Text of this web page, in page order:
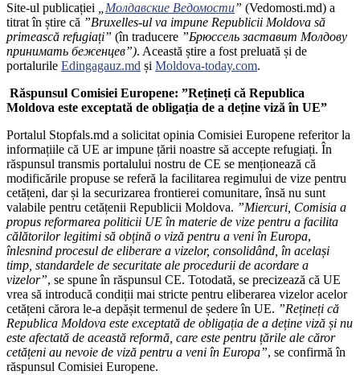
Site-ul publicației
Молдавские Ведомости” (Vedomosti.md) a
titrat în știre că ”Bruxelles-ul va impune Republicii Moldova să
primească refugiați” (în traducere ”Брюссель заставит Молдову
принимать беженцев”). Această știre a fost preluată și de
portalurile Edingagauz.md și Moldova-today.com.
Răspunsul Comisiei Europene: ”Rețineți că Republica
Moldova este exceptată de obligația de a deține viză în UE”
Portalul Stopfals.md a solicitat opinia Comisiei Europene referitor la
informațiile că UE ar impune țării noastre să accepte refugiați. În
răspunsul transmis portalului nostru de CE se menționează că
modificările propuse se referă la facilitarea regimului de vize pentru
cetățeni, dar și la securizarea frontierei comunitare, însă nu sunt
valabile pentru cetățenii Republicii Moldova. ”Miercuri, Comisia a
propus reformarea politicii UE în materie de vize pentru a facilita
călătorilor legitimi să obțină o viză pentru a veni în Europa,
înlesnind procesul de eliberare a vizelor, consolidând, în același
timp, standardele de securitate ale procedurii de acordare a
vizelor”, se spune în răspunsul CE. Totodată, se precizează că UE
vrea să introducă condiții mai stricte pentru eliberarea vizelor acelor
cetățeni cărora le-a depășit termenul de ședere în UE. ”Rețineți că
Republica Moldova este exceptată de obligația de a deține viză și nu
este afectată de această reformă, care este pentru țările ale căror
cetățeni au nevoie de viză pentru a veni în Europa”, se confirmă în
răspunsul Comisiei Europene.